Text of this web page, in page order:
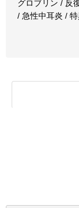
グロブリン / 反
/ 急性中耳炎 /